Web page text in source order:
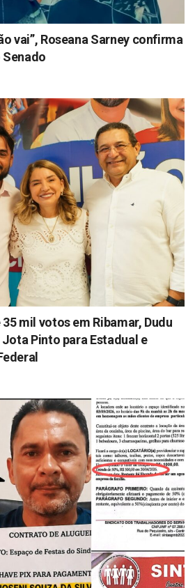
vai”, Roseana Sarney confirma
mil votos em Ribamar, Dudu
Pinto para Estadual e